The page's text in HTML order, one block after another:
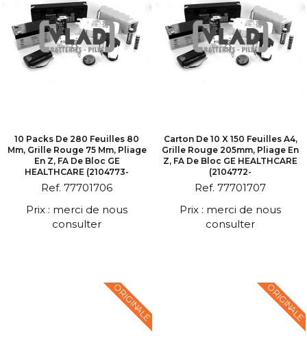
10 Packs De 280 Feuilles 80
Mm, Grille Rouge 75 Mm, Pliage
En Z, FA De Bloc GE
HEALTHCARE (2104773-
Ref. 77701706
Prix : merci de nous
consulter
Carton De 10 X 150 Feuilles A4,
Grille Rouge 205mm, Pliage En
Z, FA De Bloc GE HEALTHCARE
(2104772-
Ref. 77701707
Prix : merci de nous
consulter
ORIGINALE ORIGINALE